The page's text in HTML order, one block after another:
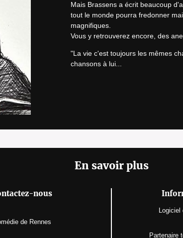
Mais Brassens a écrit beaucoup
tout le monde pourra fredonner
magnifiques.
Vous y retrouverez encore, des
"La vie c'est toujours les mêmes
chansons à lui...
En savoir plus
nous
de Rennes
Logiciel
Partenaire